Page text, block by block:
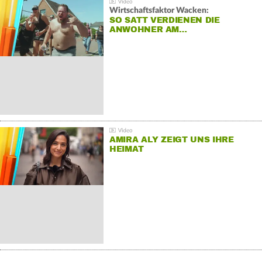
Wirtschaftsfaktor Wacken:
SO SATT VERDIENEN DIE
ANWOHNER AM…
AMIRA ALY ZEIGT UNS IHRE
HEIMAT